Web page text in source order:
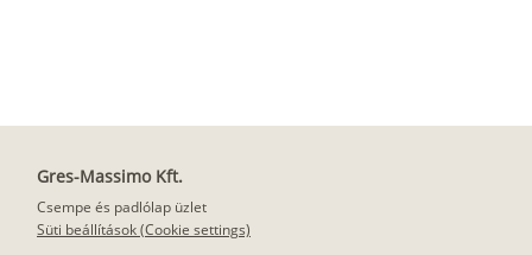
Gres-Massimo Kft.
Csempe és padlólap üzlet
Süti beállítások (Cookie settings)